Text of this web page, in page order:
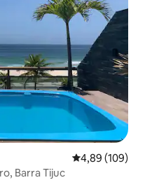
Prosečna
4,89 (109)
Barra Tijuc